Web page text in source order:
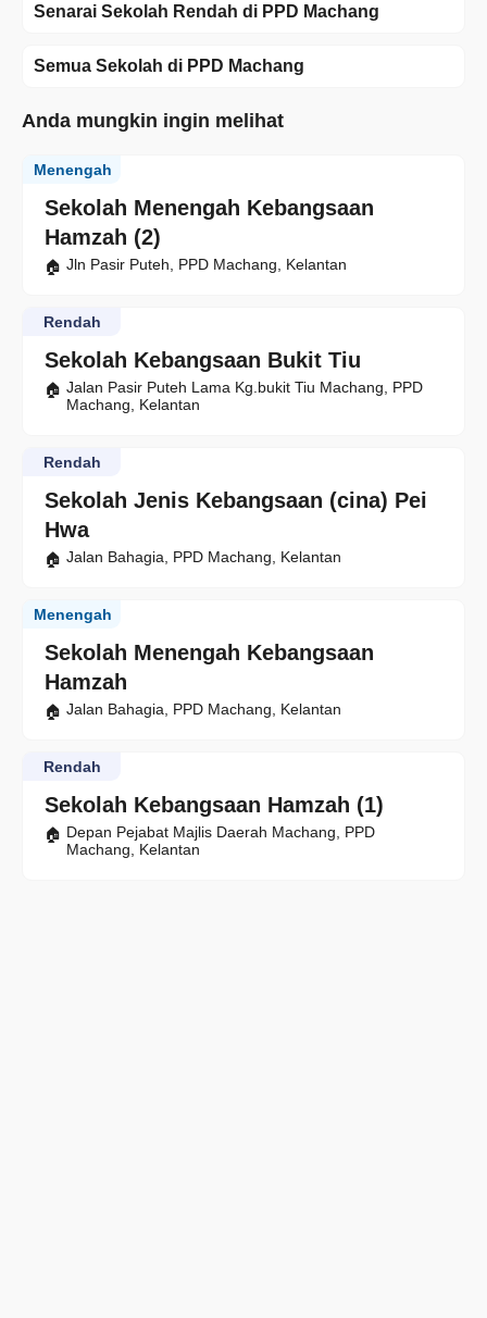
Senarai Sekolah Rendah di PPD Machang
Semua Sekolah di PPD Machang
Anda mungkin ingin melihat
Sekolah Menengah Kebangsaan
Hamzah (2)
Menengah
Jln Pasir Puteh, PPD Machang, Kelantan
Sekolah Kebangsaan Bukit Tiu
Rendah
Jalan Pasir Puteh Lama Kg.bukit Tiu Machang, PPD
Machang, Kelantan
Sekolah Jenis Kebangsaan (cina) Pei
Hwa
Rendah
Jalan Bahagia, PPD Machang, Kelantan
Sekolah Menengah Kebangsaan
Hamzah
Menengah
Jalan Bahagia, PPD Machang, Kelantan
Sekolah Kebangsaan Hamzah (1)
Rendah
Depan Pejabat Majlis Daerah Machang, PPD
Machang, Kelantan